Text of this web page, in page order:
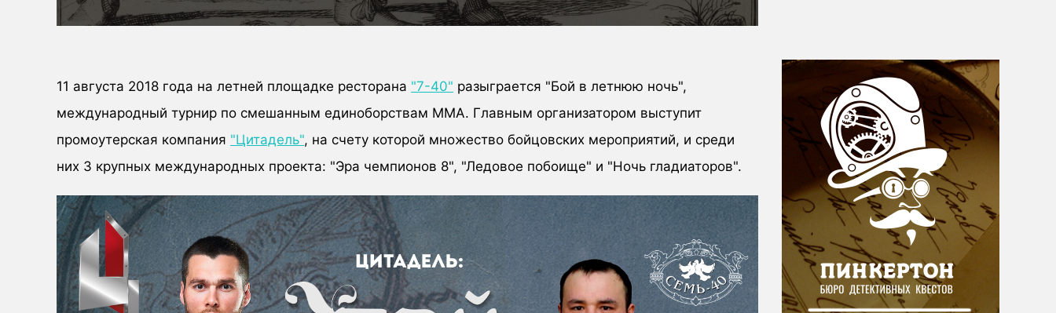
11 августа 2018 года на летней площадке ресторана "7-40" разыграется "Бой в летнюю ночь",
международный турнир по смешанным единоборствам ММА. Главным организатором выступит
промоутерская компания "Цитадель", на счету которой множество бойцовских мероприятий, и среди
них 3 крупных международных проекта: "Эра чемпионов 8", "Ледовое побоище" и "Ночь гладиаторов".